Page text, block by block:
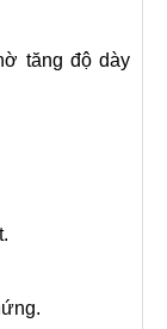
tăng độ dày